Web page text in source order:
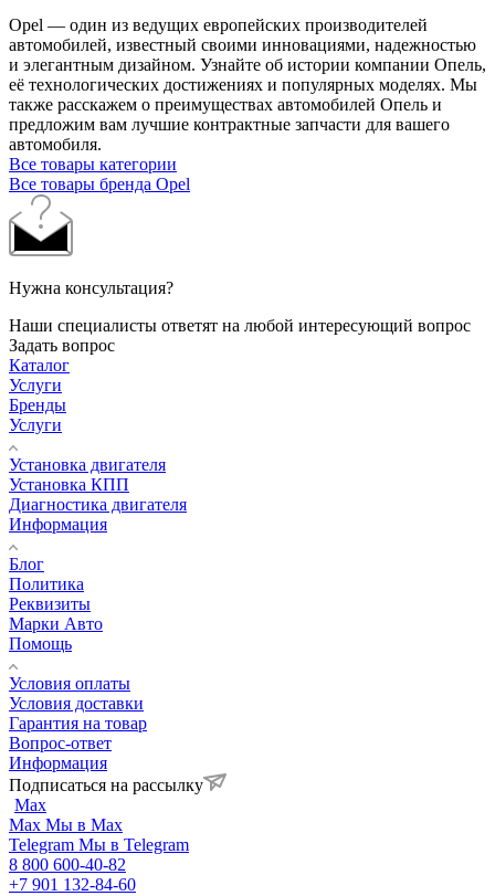
Opel — один из ведущих европейских производителей
автомобилей, известный своими инновациями, надежностью
и элегантным дизайном. Узнайте об истории компании Опель,
её технологических достижениях и популярных моделях. Мы
также расскажем о преимуществах автомобилей Опель и
предложим вам лучшие контрактные запчасти для вашего
автомобиля.
Все товары категории
Все товары бренда Opel
Нужна консультация?
Наши специалисты ответят на любой интересующий вопрос
Задать вопрос
Каталог
Услуги
Бренды
Услуги
Установка двигателя
Установка КПП
Диагностика двигателя
Информация
Блог
Политика
Реквизиты
Марки Авто
Помощь
Условия оплаты
Условия доставки
Гарантия на товар
Вопрос-ответ
Информация
Подписаться на рассылку
Max
Max Мы в Max
Telegram Мы в Telegram
8 800 600-40-82
+7 901 132-84-60